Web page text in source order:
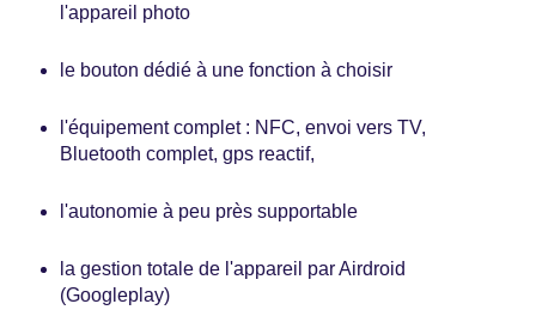
l'appareil photo
le bouton dédié à une fonction à choisir
l'équipement complet : NFC, envoi vers TV,
Bluetooth complet, gps reactif,
l'autonomie à peu près supportable
la gestion totale de l'appareil par Airdroid
(Googleplay)